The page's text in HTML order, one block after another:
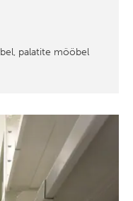
palatite mööbel